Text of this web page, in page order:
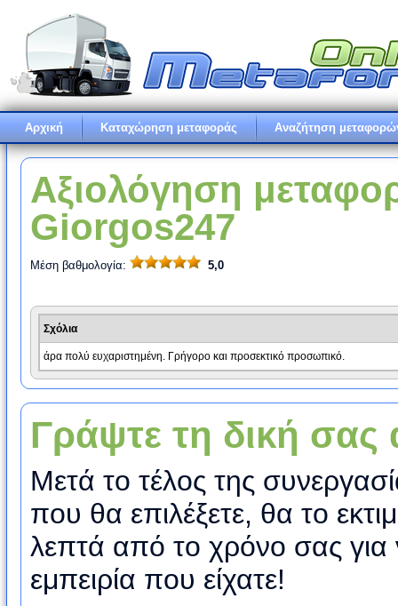
Αρχική Καταχώρηση μεταφοράς Αναζήτηση
Αξιολόγηση
Giorgos247
Μέση βαθμολογία: 5,0
Σχόλια
άρα πολύ ευχαριστημένη. Γρήγορο και προσεκτικό προσωπικό.
Γράψτε τη δική σας
Μετά το τέλος της
που θα επιλέξετε, θα το
λεπτά από το χρόνο σας για
εμπειρία που είχατε!